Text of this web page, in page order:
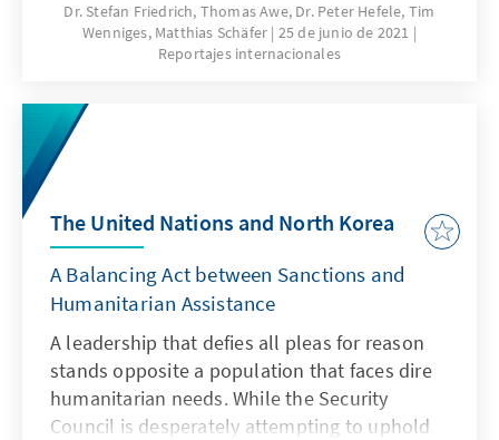
Dr. Stefan Friedrich, Thomas Awe, Dr. Peter Hefele, Tim
Wenniges, Matthias Schäfer 25 de junio de 2021
Reportajes internacionales
The United Nations and North Korea
A Balancing Act between Sanctions and
Humanitarian Assistance
A leadership that defies all pleas for reason
stands opposite a population that faces dire
humanitarian needs. While the Security
Council is desperately attempting to uphold